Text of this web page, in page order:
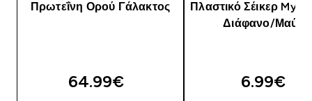
Πρωτεΐνη Ορού Γάλακτος
64.99€‎
Πλαστικό Σέικερ
Διάφανο/Μαύρο
6.99€‎